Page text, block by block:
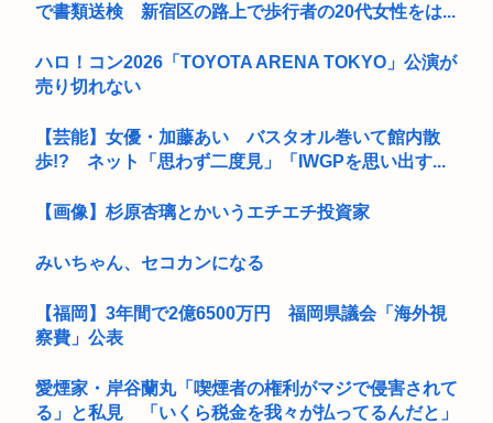
で書類送検 新宿区の路上で歩行者の20代女性をは...
ハロ！コン2026「TOYOTA ARENA TOKYO」公演が
売り切れない
【芸能】女優・加藤あい バスタオル巻いて館内散
歩!? ネット「思わず二度見」「IWGPを思い出す...
【画像】杉原杏璃とかいうエチエチ投資家
みいちゃん、セコカンになる
【福岡】3年間で2億6500万円 福岡県議会「海外視
察費」公表
愛煙家・岸谷蘭丸「喫煙者の権利がマジで侵害されて
る」と私見 「いくら税金を我々が払ってるんだと」